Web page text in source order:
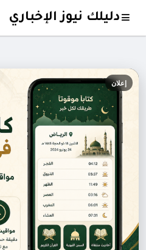
دليلك نيوز الإخباري
إعلان